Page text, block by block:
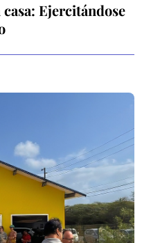
Ejercitándose